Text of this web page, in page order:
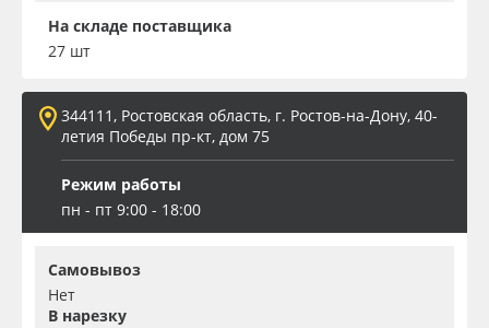
На складе поставщика
27 шт
344111, Ростовская область, г. Ростов-на-Дону, 40-
летия Победы пр-кт, дом 75
Режим работы
пн - пт 9:00 - 18:00
Самовывоз
Нет
В нарезку